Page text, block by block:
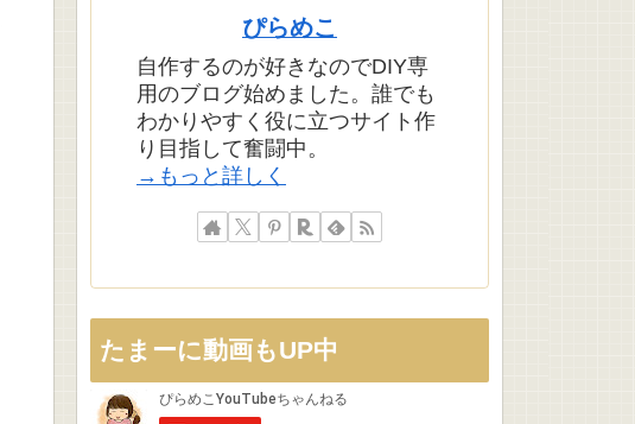
ぴらめこ
自作するのが好きなのでDIY専
用のブログ始めました。誰でも
わかりやすく役に立つサイト作
り目指して奮闘中。
→もっと詳しく
たまーに動画もUP中